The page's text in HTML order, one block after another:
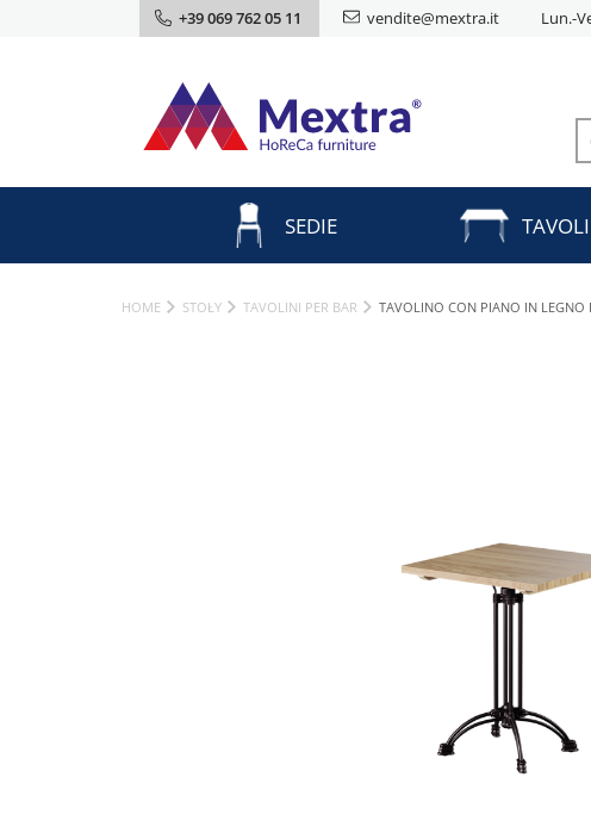
+39 069 762 05 11 vendite@mextra.it Lun.-
SEDIE TAVOLI
HOME STOŁY TAVOLINI PER BAR TAVOLINO CON PIANO IN LEGNO